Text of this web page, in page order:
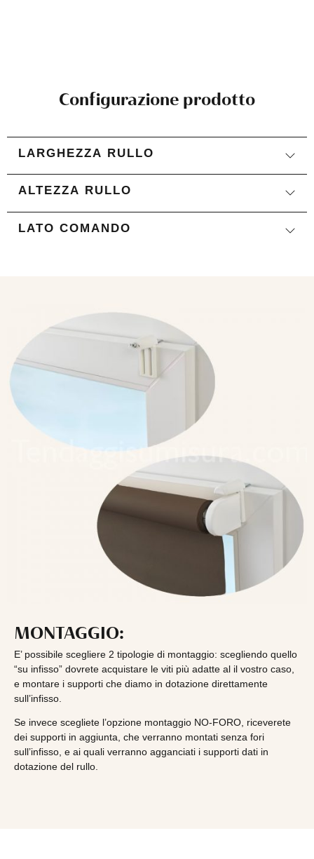
Su infisso NO FORO
Configurazione prodotto
LARGHEZZA RULLO
ALTEZZA RULLO
LATO COMANDO
MONTAGGIO:
E’ possibile scegliere 2 tipologie di montaggio: scegliendo quello
“su infisso” dovrete acquistare le viti più adatte al il vostro caso,
e montare i supporti che diamo in dotazione direttamente
sull’infisso.
Se invece scegliete l’opzione montaggio NO-FORO, riceverete
dei supporti in aggiunta, che verranno montati senza fori
sull’infisso, e ai quali verranno agganciati i supporti dati in
dotazione del rullo.